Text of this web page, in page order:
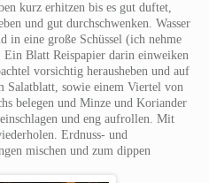
kurz erhitzen bis es gut duftet,
und gut durchschwenken. Wasser
in eine große Schüssel (ich nehme
Ein Blatt Reispapier darin einweiken
vorsichtig herausheben und auf
Salatblatt, sowie einem Viertel von
belegen und Minze und Koriander
und eng aufrollen. Mit
Erdnuss- und
mischen und zum dippen